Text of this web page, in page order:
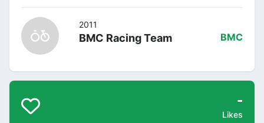
2011
BMC Racing Team BMC
-
Likes